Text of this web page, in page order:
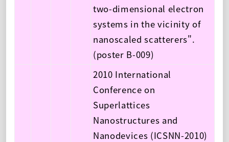
two-dimensional electron
systems in the vicinity of
nanoscaled scatterers".
(poster B-009)
2010 International
Conference on
Superlattices
Nanostructures and
Nanodevices (ICSNN-2010)